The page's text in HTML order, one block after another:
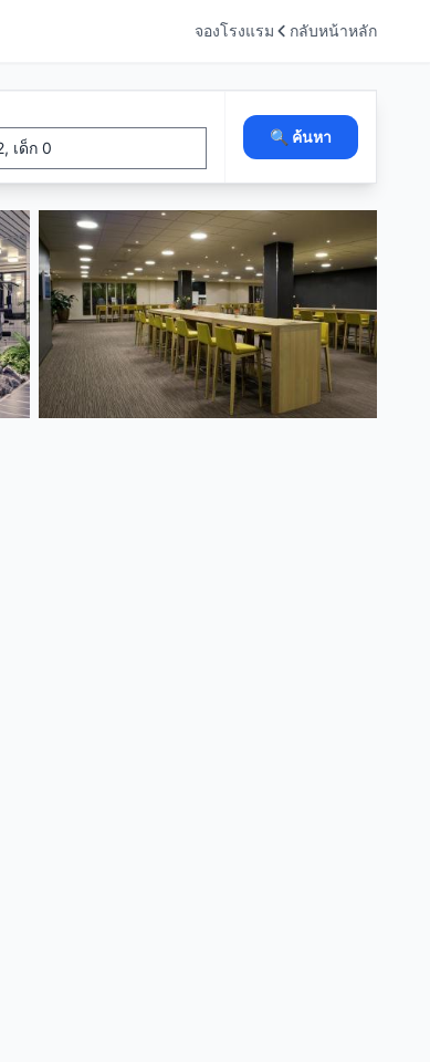
จองโรงแรม กลับหน้าหลัก
🔍 ค้นหา